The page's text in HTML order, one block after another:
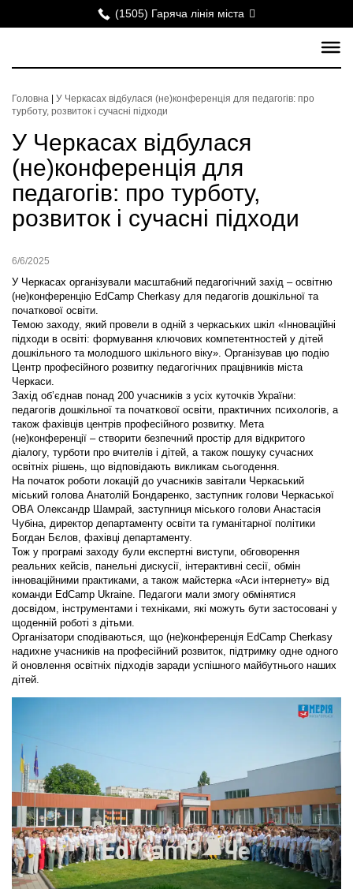
(1505) Гаряча лінія міста
Головна
У Черкасах відбулася (не)конференція для педагогів: про
турботу, розвиток і сучасні підходи
У Черкасах відбулася
(не)конференція для
педагогів: про турботу,
розвиток і сучасні підходи
6/6/2025
У Черкасах організували масштабний педагогічний захід – освітню
(не)конференцію EdCamp Cherkasy для педагогів дошкільної та
початкової освіти.
Темою заходу, який провели в одній з черкаських шкіл «Інноваційні
підходи в освіті: формування ключових компетентностей у дітей
дошкільного та молодшого шкільного віку». Організував цю подію
Центр професійного розвитку педагогічних працівників міста
Черкаси.
Захід об’єднав понад 200 учасників з усіх куточків України:
педагогів дошкільної та початкової освіти, практичних психологів, а
також фахівців центрів професійного розвитку. Мета
(не)конференції – створити безпечний простір для відкритого
діалогу, турботи про вчителів і дітей, а також пошуку сучасних
освітніх рішень, що відповідають викликам сьогодення.
На початок роботи локацій до учасників завітали Черкаський
міський голова Анатолій Бондаренко, заступник голови Черкаської
ОВА Олександр Шамрай, заступниця міського голови Анастасія
Чубіна, директор департаменту освіти та гуманітарної політики
Богдан Бєлов, фахівці департаменту.
Тож у програмі заходу були експертні виступи, обговорення
реальних кейсів, панельні дискусії, інтерактивні сесії, обмін
інноваційними практиками, а також майстерка «Аси інтернету» від
команди EdCamp Ukraine. Педагоги мали змогу обмінятися
досвідом, інструментами і техніками, які можуть бути застосовані у
щоденній роботі з дітьми.
Організатори сподіваються, що (не)конференція EdCamp Cherkasy
надихне учасників на професійний розвиток, підтримку одне одного
й оновлення освітніх підходів заради успішного майбутнього наших
дітей.